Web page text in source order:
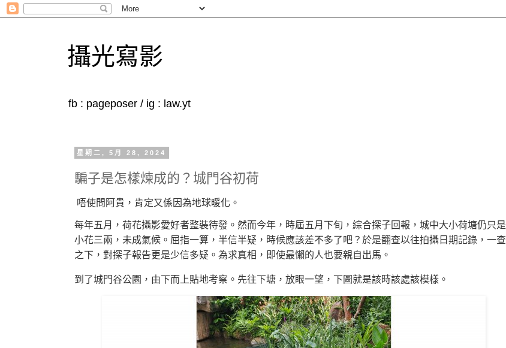
攝光寫影
fb : pageposer / ig : law.yt
星期二, 5月 28, 2024
騙子是怎樣煉成的？城門谷初荷
唔使問阿貴，肯定又係因為地球暖化。
每年五月，荷花攝影愛好者整裝待發。然而今年，時屆五月下旬，綜合探子回報，城中大小荷塘仍只是
小花三兩，未成氣候。屈指一算，半信半疑，時候應該差不多了吧？於是翻查以往拍攝日期記錄，一查
之下，對探子報告更是少信多疑。為求真相，即使最懶的人也要親自出馬。
到了城門谷公園，由下而上貼地考察。先往下塘，放眼一望，下圖就是該時該處該模樣。